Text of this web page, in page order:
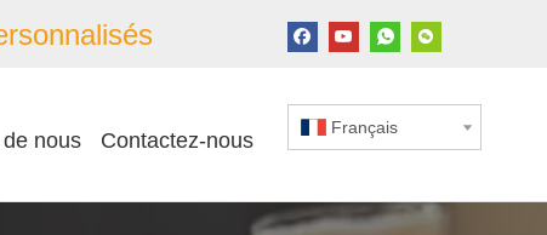
nous Contactez-nous
Français